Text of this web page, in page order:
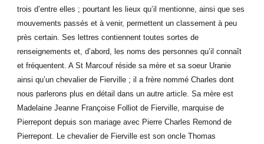
trois d’entre elles ; pourtant les lieux qu’il mentionne, ainsi que ses
mouvements passés et à venir, permettent un classement à peu
près certain. Ses lettres contiennent toutes sortes de
renseignements et, d’abord, les noms des personnes qu’il connaît
et fréquentent. A St Marcouf réside sa mère et sa soeur Uranie
ainsi qu’un chevalier de Fierville ; il a frère nommé Charles dont
nous parlerons plus en détail dans un autre article. Sa mère est
Madelaine Jeanne Françoise Folliot de Fierville, marquise de
Pierrepont depuis son mariage avec Pierre Charles Remond de
Pierrepont. Le chevalier de Fierville est son oncle Thomas